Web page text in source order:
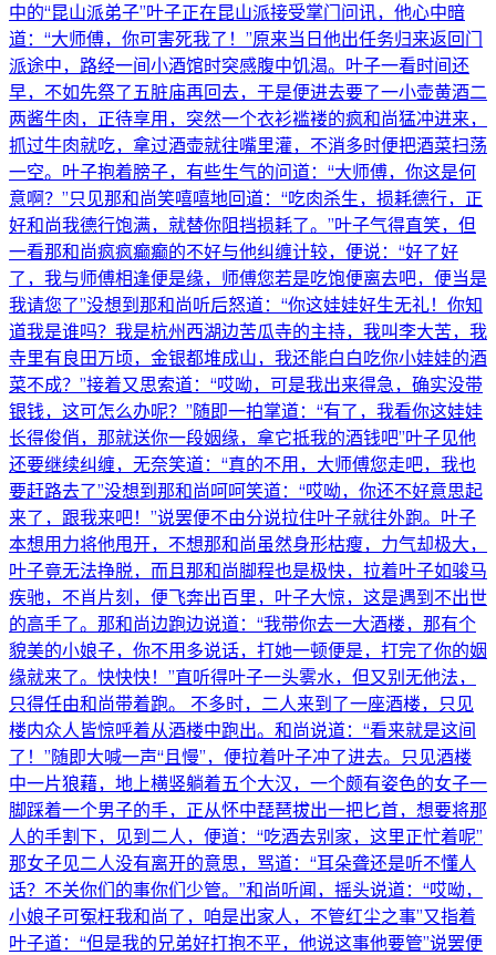
中的“昆山派弟子”叶子正在昆山派接受掌门问讯，他心中暗
道：“大师傅，你可害死我了！”原来当日他出任务归来返回门
派途中，路经一间小酒馆时突感腹中饥渴。叶子一看时间还
早，不如先祭了五脏庙再回去，于是便进去要了一小壶黄酒二
两酱牛肉，正待享用，突然一个衣衫褴褛的疯和尚猛冲进来，
抓过牛肉就吃，拿过酒壶就往嘴里灌，不消多时便把酒菜扫荡
一空。叶子抱着膀子，有些生气的问道：“大师傅，你这是何
意啊？”只见那和尚笑嘻嘻地回道：“吃肉杀生，损耗德行，正
好和尚我德行饱满，就替你阻挡损耗了。”叶子气得直笑，但
一看那和尚疯疯癫癫的不好与他纠缠计较，便说：“好了好
了，我与师傅相逢便是缘，师傅您若是吃饱便离去吧，便当是
我请您了”没想到那和尚听后怒道：“你这娃娃好生无礼！你知
道我是谁吗？我是杭州西湖边苦瓜寺的主持，我叫李大苦，我
寺里有良田万顷，金银都堆成山，我还能白白吃你小娃娃的酒
菜不成？”接着又思索道：“哎呦，可是我出来得急，确实没带
银钱，这可怎么办呢？”随即一拍掌道：“有了，我看你这娃娃
长得俊俏，那就送你一段姻缘，拿它抵我的酒钱吧”叶子见他
还要继续纠缠，无奈笑道：“真的不用，大师傅您走吧，我也
要赶路去了”没想到那和尚呵呵笑道：“哎呦，你还不好意思起
来了，跟我来吧！”说罢便不由分说拉住叶子就往外跑。叶子
本想用力将他甩开，不想那和尚虽然身形枯瘦，力气却极大，
叶子竟无法挣脱，而且那和尚脚程也是极快，拉着叶子如骏马
疾驰，不肖片刻，便飞奔出百里，叶子大惊，这是遇到不出世
的高手了。那和尚边跑边说道：“我带你去一大酒楼，那有个
貌美的小娘子，你不用多说话，打她一顿便是，打完了你的姻
缘就来了。快快快！”直听得叶子一头雾水，但又别无他法，
只得任由和尚带着跑。 不多时，二人来到了一座酒楼，只见
楼内众人皆惊呼着从酒楼中跑出。和尚说道：“看来就是这间
了！”随即大喊一声“且慢”，便拉着叶子冲了进去。只见酒楼
中一片狼藉，地上横竖躺着五个大汉，一个颇有姿色的女子一
脚踩着一个男子的手，正从怀中琵琶拔出一把匕首，想要将那
人的手割下，见到二人，便道：“吃酒去别家，这里正忙着呢”
那女子见二人没有离开的意思，骂道：“耳朵聋还是听不懂人
话？不关你们的事你们少管。”和尚听闻，摇头说道：“哎呦，
小娘子可冤枉我和尚了，咱是出家人，不管红尘之事”又指着
叶子道：“但是我的兄弟好打抱不平，他说这事他要管”说罢便